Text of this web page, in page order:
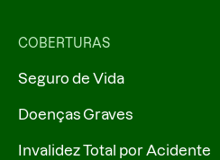
COBERTURAS
Seguro de Vida
Doenças Graves
Invalidez Total por Acidente